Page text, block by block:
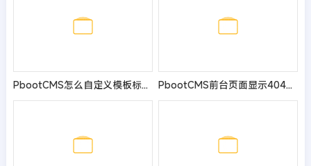
PbootCMS怎么自定义模板标签前缀？两句代码就能实现！ PbootCMS前台页面显示404却不显示具体错误原因的解决方法